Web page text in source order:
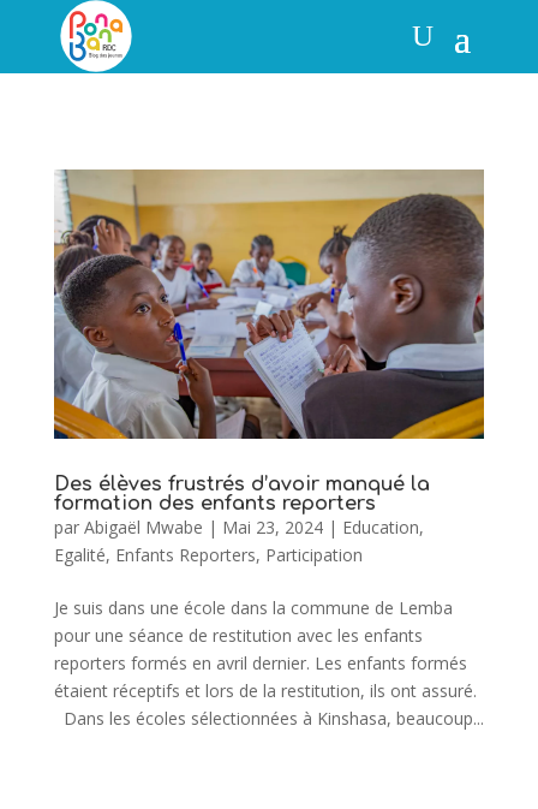
Des élèves frustrés d’avoir manqué la
formation des enfants reporters
par Abigaël Mwabe | Mai 23, 2024| Education,
Egalité, Enfants Reporters, Participation
Je suis dans une école dans la commune de Lemba
pour une séance de restitution avec les enfants
reporters formés en avril dernier. Les enfants formés
étaient réceptifs et lors de la restitution, ils ont assuré.
Dans les écoles sélectionnées à Kinshasa, beaucoup...